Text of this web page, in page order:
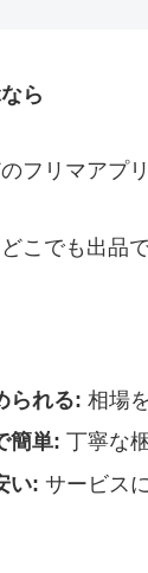
ら
フリマアプ
こでも出品
られる: 相場
簡単: 丁寧な
い: サービス